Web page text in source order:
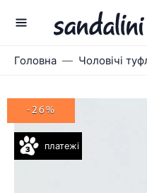
Головна Чоловічі
платежі
-26%